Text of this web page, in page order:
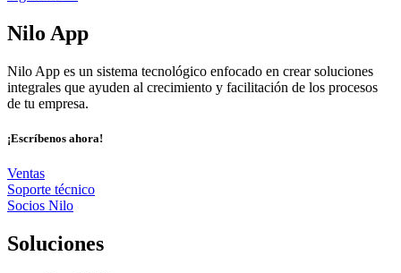
Nilo App
Nilo App es un sistema tecnológico enfocado en crear soluciones
integrales que ayuden al crecimiento y facilitación de los procesos
de tu empresa.
¡Escríbenos ahora!
Ventas
Soporte técnico
Socios Nilo
Soluciones